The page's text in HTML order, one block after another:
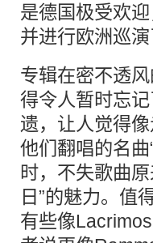
是德国极受欢
并进行欧洲巡演
专辑在密不透
得令人暂时忘
遗，让人觉得
他们翻唱的名
时，不失歌曲
日”的魅力。值
有些像